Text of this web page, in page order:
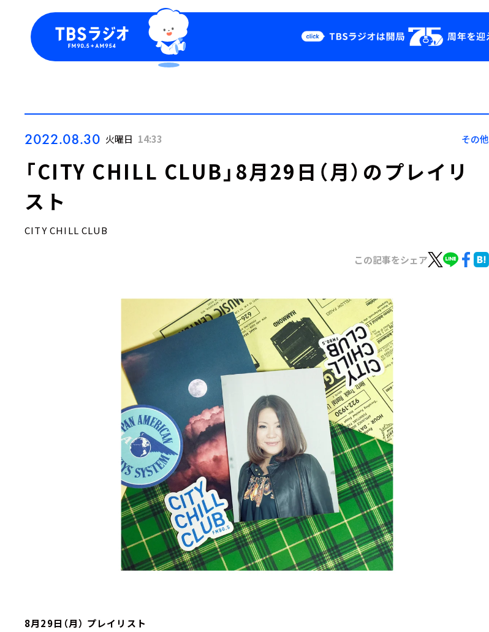
Podcast
YouTube
2022.08.30 火曜日 14:33 その他
「CITY CHILL CLUB」8月29日（月）のプレイリ
スト
CITY CHILL CLUB
この記事をシェア
8月29日（月） プレイリスト